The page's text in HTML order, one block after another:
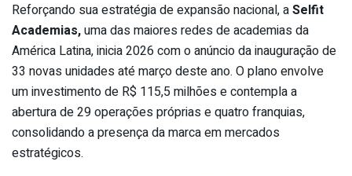
Reforçando sua estratégia de expansão nacional, aSelfit
Academias,uma das maiores redes de academias da
América Latina, inicia 2026 com o anúncio da inauguração de
33 novas unidades até março deste ano. O plano envolve
um investimento de R$ 115,5 milhões e contempla a
abertura de 29 operações próprias e quatro franquias,
consolidando a presença da marca em mercados
estratégicos.